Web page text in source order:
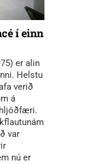
í einn
er alin
Helstu
verið
á
var
nú er